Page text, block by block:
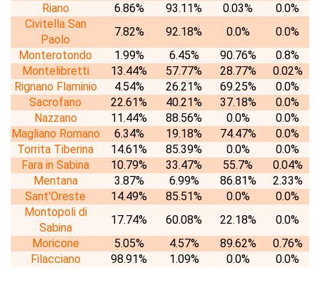
Riano
6.86% 93.11% 0.03%
0.0%
Civitella San
Paolo
7.82% 92.18% 0.0%
0.0%
Monterotondo
1.99% 6.45% 90.76%
0.8%
Montelibretti
13.44% 57.77% 28.77%
0.02%
Rignano Flaminio
4.54% 26.21% 69.25%
0.0%
Sacrofano
22.61% 40.21% 37.18%
0.0%
Nazzano
11.44% 88.56% 0.0%
0.0%
Magliano Romano
6.34% 19.18% 74.47%
0.0%
Torrita Tiberina
14.61% 85.39% 0.0%
0.0%
Fara in Sabina
10.79% 33.47% 55.7%
0.04%
Mentana
3.87% 6.99% 86.81%
2.33%
Sant'Oreste
14.49% 85.51% 0.0%
0.0%
Montopoli di
Sabina
17.74% 60.08% 22.18%
0.0%
Moricone
5.05% 4.57% 89.62%
0.76%
Filacciano
98.91% 1.09% 0.0% 0.0%